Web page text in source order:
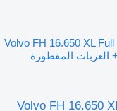
شاحنة التبريد Volvo FH 16.650 XL Full
AIR Full Options Side Door TOP Condition + العربات المقطورة
Volvo FH 16.650